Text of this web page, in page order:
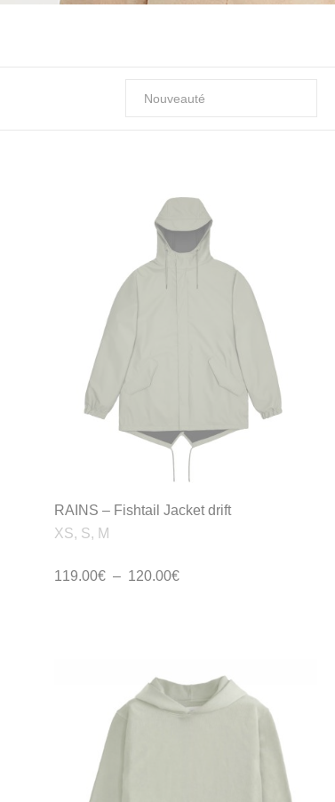
RAINS – Fishtail Jacket drift
XS, S, M
119.00€ – 120.00€Plage
120.00€